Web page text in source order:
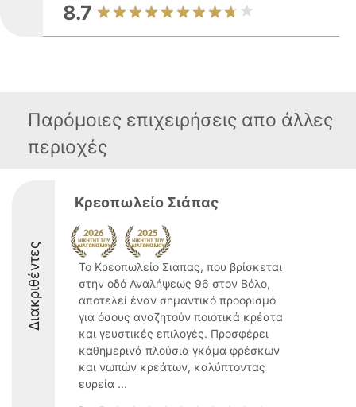
8.7
Παρόμοιες επιχειρήσεις απο άλλες
περιοχές
Διακριθέντες
Κρεοπωλείο Σιάπας
Το Κρεοπωλείο Σιάπας, που βρίσκεται
στην οδό Αναλήψεως 96 στον Βόλο,
αποτελεί έναν σημαντικό προορισμό
για όσους αναζητούν ποιοτικά κρέατα
και γευστικές επιλογές. Προσφέρει
καθημερινά πλούσια γκάμα φρέσκων
και νωπών κρεάτων, καλύπτοντας
ευρεία ...